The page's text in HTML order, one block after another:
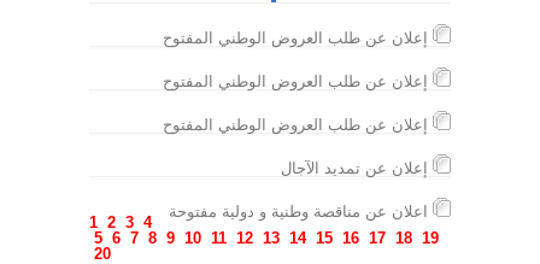
1 2 3 4
5 6 7 8 9 10 11 12 13 14 15 16 17 18 19
20